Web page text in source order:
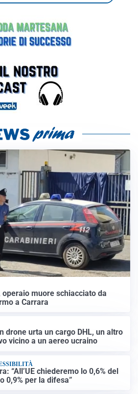
muore schiacciato da
a Carrara
drone urta un cargo DHL, un altro
vicino a un aereo ucraino
“All’UE chiederemo lo 0,6% del
0,9% per la difesa”